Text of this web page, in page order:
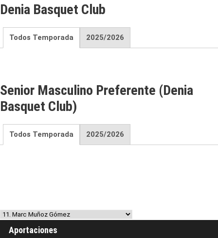
Denia Basquet Club
Todos Temporada 2025/2026
Senior Masculino Preferente (Denia
Basquet Club)
Todos Temporada 2025/2026
Aportaciones